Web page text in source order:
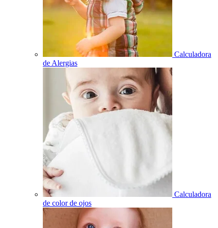
Calculadora
de Alergias
Calculadora
de color de ojos